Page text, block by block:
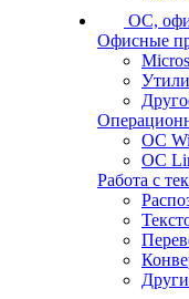
ОС,
Офисные
ОС
ОС
Работа с